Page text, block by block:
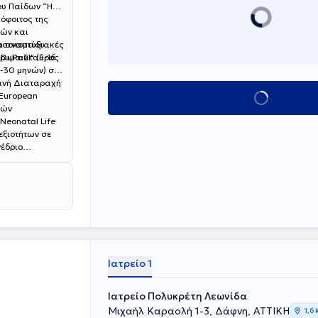
Παίδων “Η
της
και
αναπτυξιακές
Σταύρος
Διαταραχή
DuPaul" (5-16
30 μηνών) σε
Life
σε
Κλείσε ραντεβού
Ιατρείο 1
Ιατρείο Πολυκρέτη Λεωνίδα
Μιχαήλ Καραολή 1-3, Δάφνη, ΑΤΤΙΚΗ
1,6